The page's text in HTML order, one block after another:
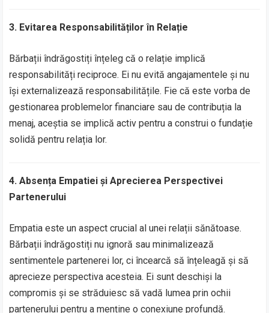
3. Evitarea Responsabilităților în Relație
Bărbații îndrăgostiți înțeleg că o relație implică
responsabilități reciproce. Ei nu evită angajamentele și nu
își externalizează responsabilitățile. Fie că este vorba de
gestionarea problemelor financiare sau de contribuția la
menaj, aceștia se implică activ pentru a construi o fundație
solidă pentru relația lor.
4. Absența Empatiei și Aprecierea Perspectivei
Partenerului
Empatia este un aspect crucial al unei relații sănătoase.
Bărbații îndrăgostiți nu ignoră sau minimalizează
sentimentele partenerei lor, ci încearcă să înțeleagă și să
aprecieze perspectiva acesteia. Ei sunt deschiși la
compromis și se străduiesc să vadă lumea prin ochii
partenerului pentru a menține o conexiune profundă.